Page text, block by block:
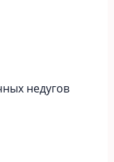
недугов